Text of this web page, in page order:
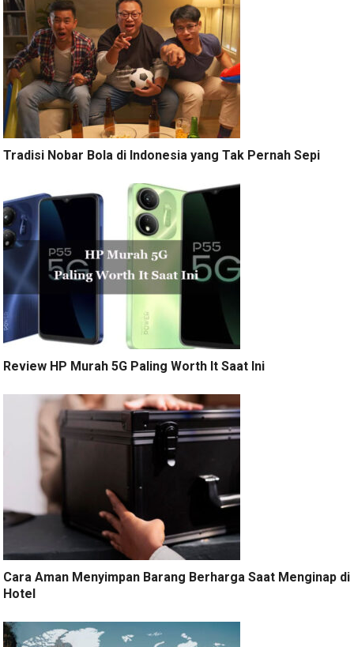
Tradisi Nobar Bola di Indonesia yang Tak Pernah Sepi
Review HP Murah 5G Paling Worth It Saat Ini
Cara Aman Menyimpan Barang Berharga Saat Menginap di
Hotel